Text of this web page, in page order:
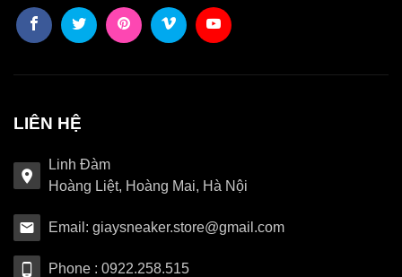
LIÊN HỆ
Linh Đàm
Hoàng Liệt, Hoàng Mai, Hà Nội
Email: giaysneaker.store@gmail.com
Phone : 0922.258.515